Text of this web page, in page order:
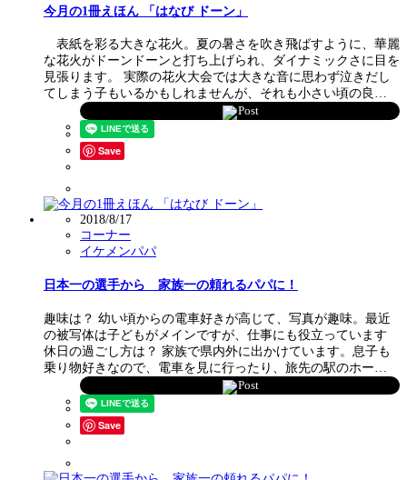
今月の1冊えほん 「はなび ドーン」
表紙を彩る大きな花火。夏の暑さを吹き飛ばすように、華麗
な花火がドーンドーンと打ち上げられ、ダイナミックさに目を
見張ります。 実際の花火大会では大きな音に思わず泣きだし
てしまう子もいるかもしれませんが、それも小さい頃の良…
Post
Save
2018/8/17
コーナー
イケメンパパ
日本一の選手から 家族一の頼れるパパに！
趣味は？ 幼い頃からの電車好きが高じて、写真が趣味。最近
の被写体は子どもがメインですが、仕事にも役立っています
休日の過ごし方は？ 家族で県内外に出かけています。息子も
乗り物好きなので、電車を見に行ったり、旅先の駅のホー…
Post
Save